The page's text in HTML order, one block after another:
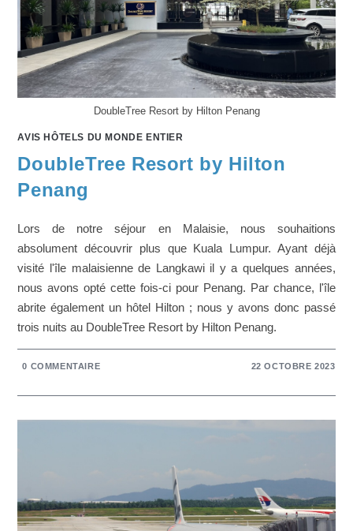
DoubleTree Resort by Hilton Penang
AVIS HÔTELS DU MONDE ENTIER
DoubleTree Resort by Hilton
Penang
Lors de notre séjour en Malaisie, nous souhaitions
absolument découvrir plus que Kuala Lumpur. Ayant déjà
visité l'île malaisienne de Langkawi il y a quelques années,
nous avons opté cette fois-ci pour Penang. Par chance, l'île
abrite également un hôtel Hilton ; nous y avons donc passé
trois nuits au DoubleTree Resort by Hilton Penang.
0 COMMENTAIRE 22 OCTOBRE 2023